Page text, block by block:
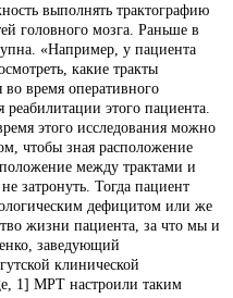
выполнять трактографию
головного мозга. Раньше в
«Например, у пациента
какие тракты
во время оперативного
этого пациента.
этого исследования можно
чтобы зная расположение
между трактами и
затронуть. Тогда пациент
дефицитом или же
жизни пациента, за что мы и
заведующий
клинической
1] МРТ настроили таким